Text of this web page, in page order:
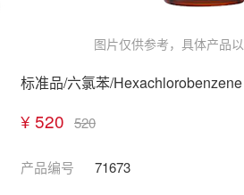
图片仅供参考，具体产品以
标准品/六氯苯/Hexachlorobenzene
¥ 520 520
产品编号 71673